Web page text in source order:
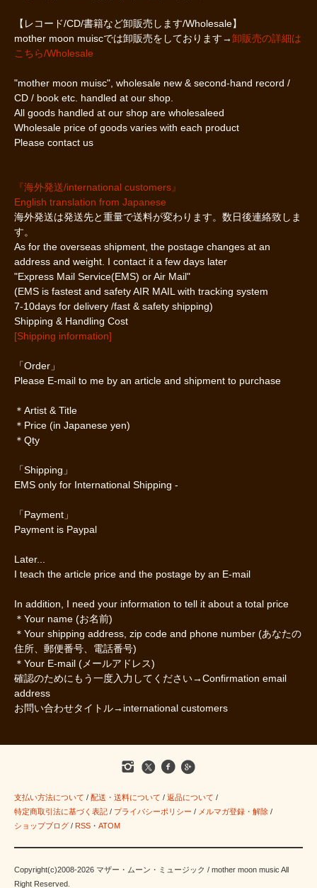
【レコード/CD/書籍など卸販売します/Wholesale】
mother moon muiscでは卸販売をしております→卸販売の詳細は
こちら/Wholesale
"mother moon muisc", wholesale new & second-hand record /
CD / book etc. handled at our shop.
All goods handled at our shop are wholesaleed
Wholesale price of goods varies with each product
Please contact us
『海外発送/international customers』
English translation from Japanese
海外発送は発送先と重量で送料が変わります。数日後連絡致しま
す。
As for the overseas shipment, the postage changes at an
address and weight. I contact it a few days later
"Express Mail Service(EMS) or Air Mail"
(EMS is fastest and safety AIR MAIL with tracking system
7-10days for delivery /fast & safety shipping)
Shipping & Handling Cost
[Shipping information]
「Order」
Please E-mail to me by an article and shipment to purchase
＊Artist & Title
＊Price (in Japanese yen)
＊Qty
「Shipping」
EMS only for International Shipping -
「Payment」
Payment is Paypal
Later...
I teach the article price and the postage by an E-mail
In addition, I need your information to tell it about a total price
＊Your name (お名前)
＊Your shipping address, zip code and phone number (あなたの
住所、郵便番号、電話番号)
＊Your E-mail (メールアドレス)
確認のためにもう一度入力してください→Confirmation email
address
お問い合わせタイトル→international customers
支払い方法について / 配送・送料について / 返品について /
特定商取引法に基づく表記 / プライバシーポリシー / メルマガ登録・解除 /
ショップブログ / RSS ・ ATOM
Copyright(c)2008-2026 マザー・ムーン・ミュージック / mother moon music All
Right Reserved.